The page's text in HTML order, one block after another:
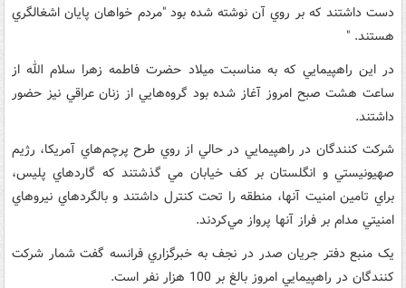
دست داشتند که بر روي آن نوشته شده بود "مردم خواهان پايان اشغالگري
هستند. "
در اين راهپيمايي که به مناسبت ميلاد حضرت فاطمه زهرا سلام الله از
ساعت هشت صبح امروز آغاز شده بود گروه‌هايي از زنان عراقي نيز حضور
داشتند.
شرکت کنندگان در راهپيمايي در حالي از روي طرح پرچم‌هاي آمريکا، رژيم
صهيونيستي و انگلستان بر کف خيابان مي گذشتند که گاردهاي پليس،
براي تامين امنيت آنها، منطقه را تحت کنترل داشتند و بالگردهاي نيروهاي
امنيتي مدام بر فراز آنها پرواز مي‌کردند.
يک منبع دفتر جريان صدر در نجف به خبرگزاري فرانسه گفت شمار شرکت
‌کنندگان در راهپيمايي امروز بالغ بر 100 هزار نفر است.